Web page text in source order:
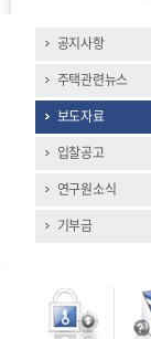
공지사항
주택관련뉴스
보도자료
입찰공고
연구원소식
기부금